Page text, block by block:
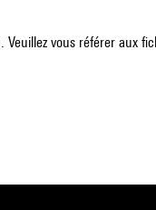
vous référer aux